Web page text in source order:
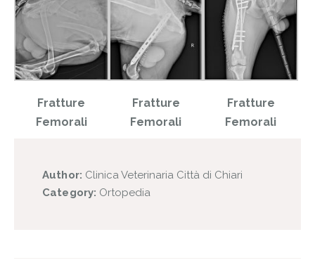
Fratture
Femorali
Fratture
Femorali
Fratture
Femorali
Author: Clinica Veterinaria Città di Chiari
Category: Ortopedia